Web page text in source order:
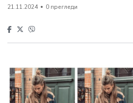
21.11.2024 0 прегледи